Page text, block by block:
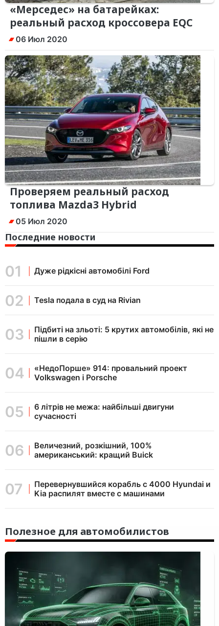
Последние новости
Дуже рідкісні автомобілі Ford
Tesla подала в суд на Rivian
Підбиті на зльоті: 5 крутих автомобілів, які не
пішли в серію
«НедоПорше» 914: провальний проект
Volkswagen і Porsche
6 літрів не межа: найбільші двигуни
сучасності
Величезний, розкішний, 100%
американський: кращий Buick
Перевернувшийся корабль с 4000 Hyundai и
Kia распилят вместе с машинами
«Мерседес» на батарейках:
реальный расход кроссовера EQC
06 Июл 2020
Проверяем реальный расход
топлива Mazda3 Hybrid
05 Июл 2020
Полезное для автомобилистов